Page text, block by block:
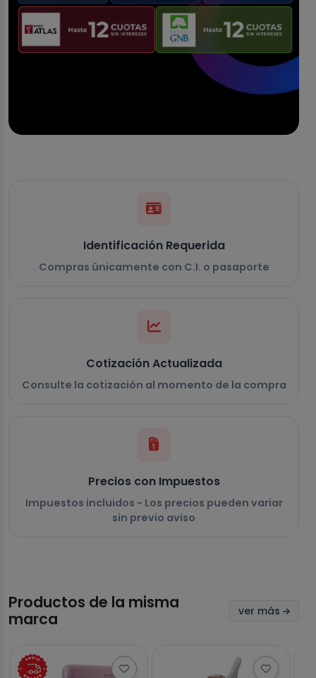
Identificación Requerida
Compras únicamente con C.I. o pasaporte
Cotización Actualizada
Consulte la cotización al momento de la compra
Precios con Impuestos
Impuestos incluidos - Los precios pueden variar
sin previo aviso
Productos de la misma
marca
ver más